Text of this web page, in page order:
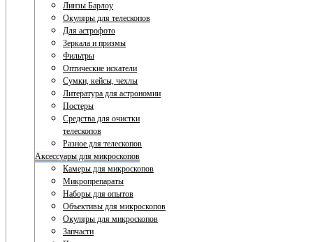
Линзы Барлоу
Окуляры для телескопов
Для астрофото
Зеркала и призмы
Фильтры
Оптические искатели
Сумки, кейсы, чехлы
Литература для астрономии
Постеры
Средства для очистки
телескопов
Разное для телескопов
Аксессуары для микроскопов
Камеры для микроскопов
Микропрепараты
Наборы для опытов
Объективы для микроскопов
Окуляры для микроскопов
Запчасти